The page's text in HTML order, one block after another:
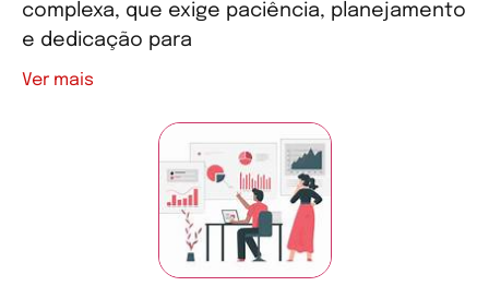
complexa, que exige paciência, planejamento
e dedicação para
Ver mais